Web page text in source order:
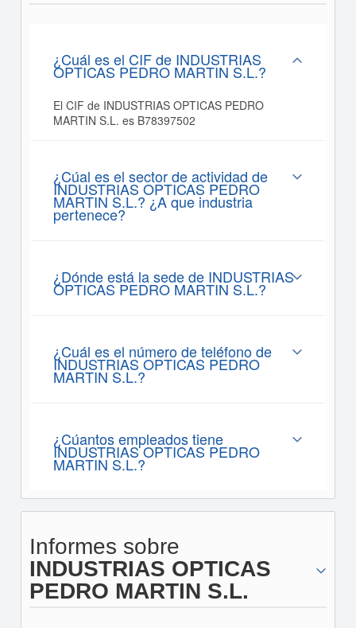
¿Cuál es el CIF de INDUSTRIAS
OPTICAS PEDRO MARTIN S.L.?
El CIF de INDUSTRIAS OPTICAS PEDRO
MARTIN S.L. es B78397502
¿Cúal es el sector de actividad de
INDUSTRIAS OPTICAS PEDRO
MARTIN S.L.? ¿A que industria
pertenece?
¿Dónde está la sede de INDUSTRIAS
OPTICAS PEDRO MARTIN S.L.?
¿Cuál es el número de teléfono de
INDUSTRIAS OPTICAS PEDRO
MARTIN S.L.?
¿Cúantos empleados tiene
INDUSTRIAS OPTICAS PEDRO
MARTIN S.L.?
Informes sobre
INDUSTRIAS OPTICAS
PEDRO MARTIN S.L.